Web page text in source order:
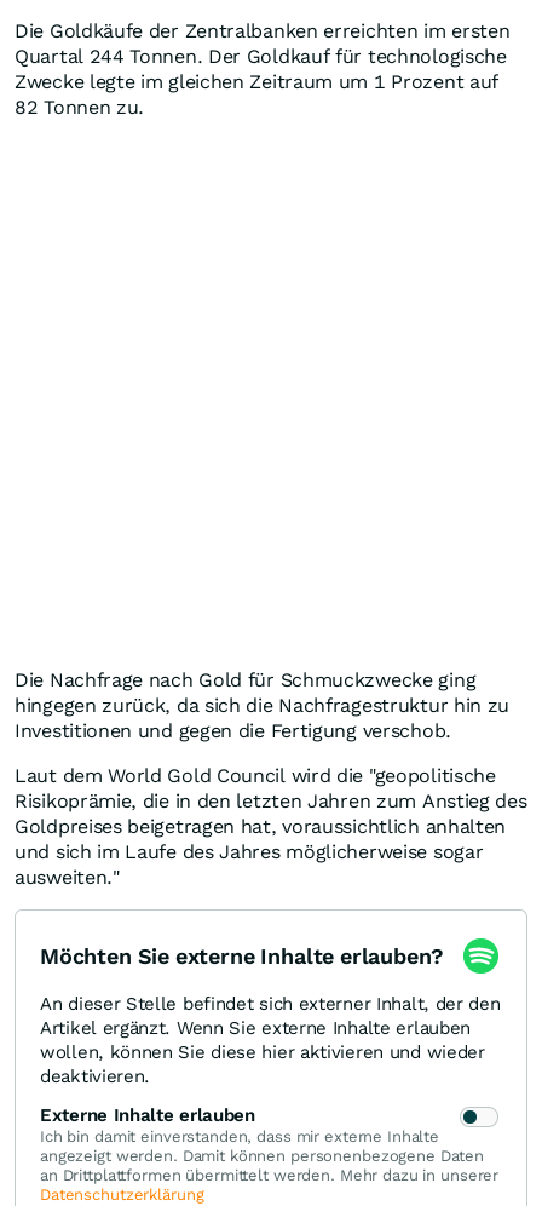
Die Goldkäufe der Zentralbanken erreichten im ersten
Quartal 244 Tonnen. Der Goldkauf für technologische
Zwecke legte im gleichen Zeitraum um 1 Prozent auf
82 Tonnen zu.
Die Nachfrage nach Gold für Schmuckzwecke ging
hingegen zurück, da sich die Nachfragestruktur hin zu
Investitionen und gegen die Fertigung verschob.
Laut dem World Gold Council wird die "geopolitische
Risikoprämie, die in den letzten Jahren zum Anstieg des
Goldpreises beigetragen hat, voraussichtlich anhalten
und sich im Laufe des Jahres möglicherweise sogar
ausweiten."
Möchten Sie externe Inhalte erlauben?
An dieser Stelle befindet sich externer Inhalt, der den
Artikel ergänzt. Wenn Sie externe Inhalte erlauben
wollen, können Sie diese hier aktivieren und wieder
deaktivieren.
Externe Inhalte erlauben
Ich bin damit einverstanden, dass mir externe Inhalte
angezeigt werden. Damit können personenbezogene Daten
an Drittplattformen übermittelt werden. Mehr dazu in unserer
Datenschutzerklärung